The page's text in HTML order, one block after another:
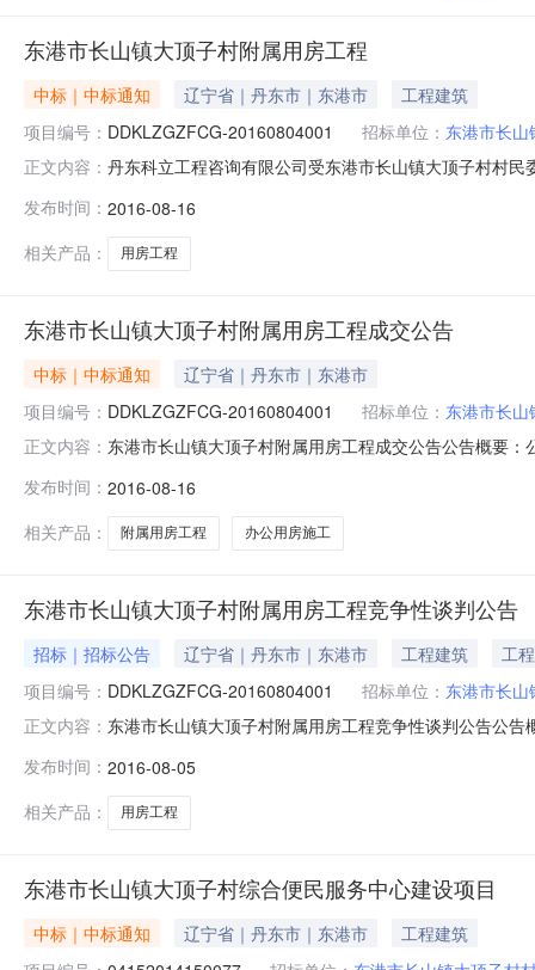
东港市长山镇大顶子村附属用房工程
中标｜中标通知 辽宁省｜丹东市｜东港市
工程建筑
项目编号： DDKLZGZFCG-20160804001 招标单位： 东港市长
正文内容： 丹东科立工程咨询有限公司受东港市长山镇大顶子村村
7108188二、采购单位信息采购单位名称：东港市长山
发布时间： 2016-08-16
相关产品：
用房工程
东港市长山镇大顶子村附属用房工程成交公告
中标｜中标通知
辽宁省｜丹东市｜东港市
项目编号： DDKLZGZFCG-20160804001 招标单位： 东港市长
正文内容： 东港市长山镇大顶子村附属用房工程成交公告公告概要
小组成员名单及单一来源采购人员名单王伟东、张延全
发布时间： 2016-08-16
相关产品：
附属用房工程 办公用房施工
东港市长山镇大顶子村附属用房工程竞争性谈判公告
招标｜招标公告 辽宁省｜丹东市｜东港市 工程建筑
工程
项目编号： DDKLZGZFCG-20160804001 招标单位： 东港市长
正文内容： 东港市长山镇大顶子村附属用房工程竞争性谈判公告公
公楼5楼）获取谈判文件的时间2016年08月05日08:30至
发布时间： 2016-08-05
相关产品：
用房工程
东港市长山镇大顶子村综合便民服务中心建设项目
中标｜中标通知 辽宁省｜丹东市｜东港市
工程建筑